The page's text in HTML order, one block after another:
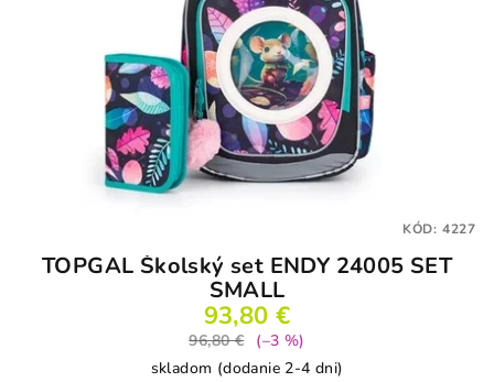
TOPGAL Školský set ENDY 24005 SET
SMALL
93,80 €
96,80 €
(–3 %)
skladom (dodanie 2-4 dni)
KÓD: 4227